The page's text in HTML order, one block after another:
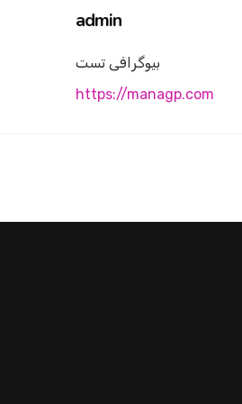
admin
بیوگرافی تست
https://managp.com